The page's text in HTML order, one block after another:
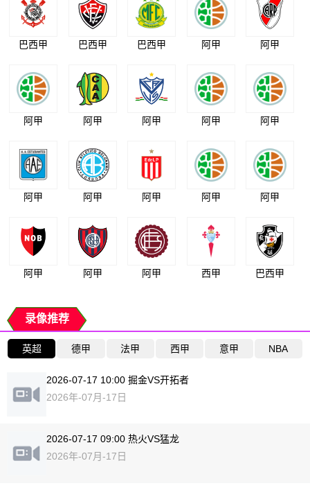
巴西甲 巴西甲 巴西甲 阿甲 阿甲
阿甲 阿甲 阿甲 阿甲 阿甲
阿甲 阿甲 阿甲 阿甲 阿甲
阿甲 阿甲 阿甲 西甲 巴西甲
录像推荐
英超 德甲 法甲 西甲 意甲 NBA
2026-07-17 10:00 掘金VS开拓者
2026年-07月-17日
2026-07-17 09:00 热火VS猛龙
2026年-07月-17日